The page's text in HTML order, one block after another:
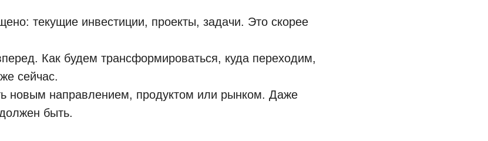
текущие инвестиции, проекты, задачи. Это скорее
Как будем трансформироваться, куда переходим,
сейчас.
новым направлением, продуктом или рынком. Даже
быть.